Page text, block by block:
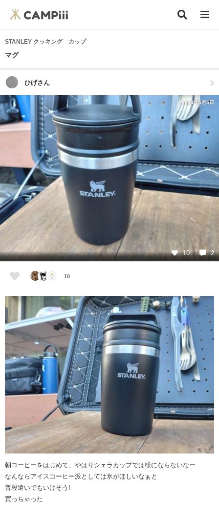
STANLEY クッキング カップ
マグ
ひげさん
2024年5月5日
10 2
10
朝コーヒーをはじめて、やはりシェラカップでは様にならないなー
なんならアイスコーヒー派としては氷がほしいなぁと
普段遣いでもいけそう!
買っちゃった